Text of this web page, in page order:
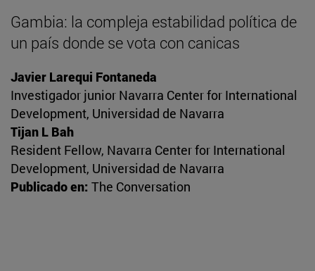
Gambia: la compleja estabilidad política de
un país donde se vota con canicas
Javier Larequi Fontaneda
Investigador junior Navarra Center for International
Development, Universidad de Navarra
Tijan L Bah
Resident Fellow, Navarra Center for International
Development, Universidad de Navarra
Publicado en: The Conversation